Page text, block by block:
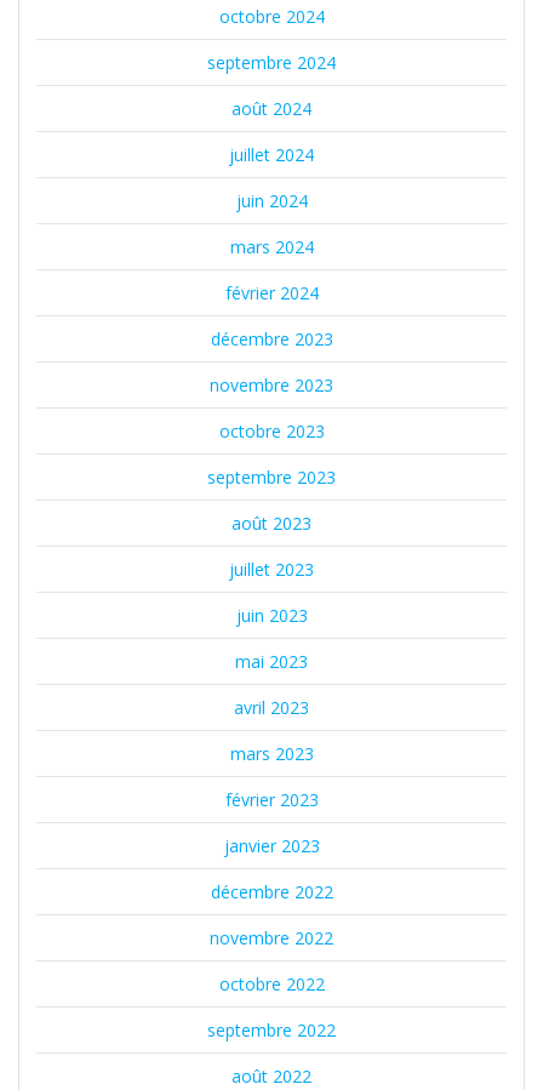
octobre 2024
septembre 2024
août 2024
juillet 2024
juin 2024
mars 2024
février 2024
décembre 2023
novembre 2023
octobre 2023
septembre 2023
août 2023
juillet 2023
juin 2023
mai 2023
avril 2023
mars 2023
février 2023
janvier 2023
décembre 2022
novembre 2022
octobre 2022
septembre 2022
août 2022